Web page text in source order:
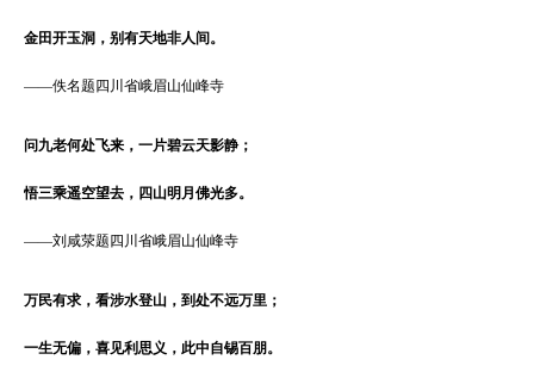
金田开玉洞，别有天地非人间。
——佚名题四川省峨眉山仙峰寺
问九老何处飞来，一片碧云天影静；
悟三乘遥空望去，四山明月佛光多。
——刘咸荥题四川省峨眉山仙峰寺
万民有求，看涉水登山，到处不远万里；
一生无偏，喜见利思义，此中自锡百朋。